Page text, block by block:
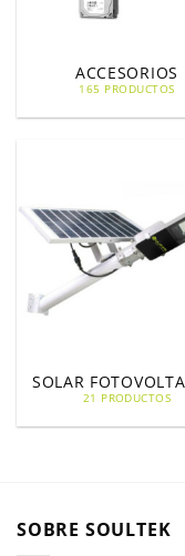
ACCESORIOS
165 PRODUCTOS
SOLAR
21 PRODUCTOS
SOBRE SOULTEK